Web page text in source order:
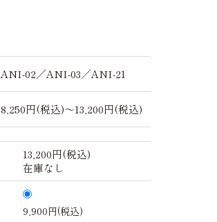
ANI-02／ANI-03／ANI-21
8,250円(税込)～13,200円(税込)
13,200円(税込)
在庫なし
9,900円(税込)